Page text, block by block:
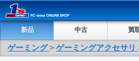
新品 中古 買
ゲーミング > ゲーミングアクセサリ